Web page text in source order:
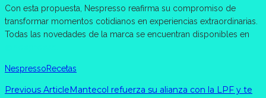
Con esta propuesta, Nespresso reafirma su compromiso de
transformar momentos cotidianos en experiencias extraordinarias.
Todas las novedades de la marca se encuentran disponibles en
NespressoRecetas
Previous ArticleMantecol refuerza su alianza con la LPF y te